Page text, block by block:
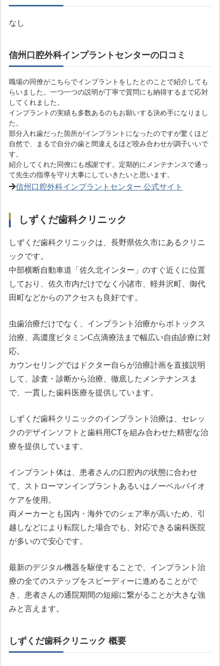
なし
信州口腔外科インプラントセンターの口コミ
職場の同僚がこちらでインプラントをしたとのことで紹介しても
らいました。一つ一つの説明が丁寧で質問にも納得するまで応対
してくれました。
インプラントの実績も多数あるのもお願いする決め手になりまし
た。
部分入れ歯だった箇所がインプラントになったのですが驚くほど
自然で、まるで自分の歯と間違えるほど咬み合わせが調子いいで
す。
紹介してくれた同僚にも感謝です。定期的にメンテナンスで通っ
て先生の指導を守り大事にしていきたいと思います。
信州口腔外科インプラントセンター 公式サイト
しずくだ歯科クリニック
しずくだ歯科クリニックは、長野県佐久市にあるクリニ
ックです。
中部横断自動車道「佐久北インター」のすぐ近くに位置
しており、佐久市内だけでなく小諸市、軽井沢町、御代
田町などからのアクセスも良好です。
虫歯治療だけでなく、インプラント治療からボトックス
治療、高濃度ビタミンⅭ点滴療法まで幅広い自由診療に対
応。
カウンセリングではドクター自らが治療計画を直接説明
して、診査・診断から治療、徹底したメンテナンスま
で、一貫した歯科医療を提供しています。
しずくだ歯科クリニックのインプラント治療は、セレッ
クのデザインソフトと歯科用CTを組み合わせた精密な治
療を提供しています。
インプラント体は、患者さんの口腔内の状態に合わせ
て、ストローマンインプラントあるいはノーベルバイオ
ケアを使用。
両メーカーとも国内・海外でのシェア率が高いため、引
越しなどにより転院した場合でも、対応できる歯科医院
が多いので安心です。
最新のデジタル機器を駆使することで、インプラント治
療の全てのステップをスピーディーに進めることがで
き、患者さんの通院期間の短縮に繋がることが大きな強
みと言えます。
しずくだ歯科クリニック 概要